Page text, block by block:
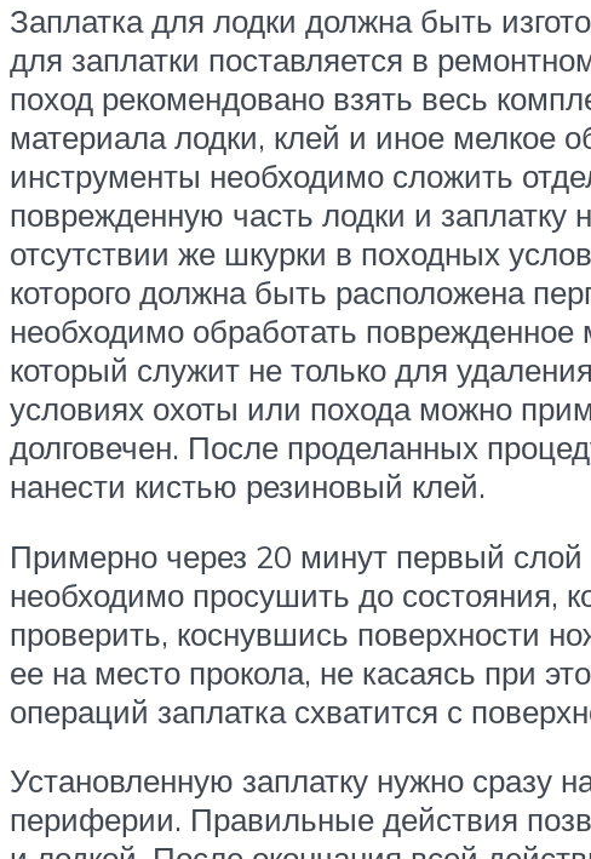
Заплатка для лодки должна быть
для заплатки поставляется в
поход рекомендовано взять весь
материала лодки, клей и иное мелкое
инструменты необходимо сложить
поврежденную часть лодки и
отсутствии же шкурки в походных
которого должна быть расположена
необходимо обработать поврежденное
который служит не только для
условиях охоты или похода можно
долговечен. После проделанных
нанести кистью резиновый клей.
Примерно через 20 минут первый слой
необходимо просушить до состояния,
проверить, коснувшись поверхности
ее на место прокола, не касаясь при
операций заплатка схватится с
Установленную заплатку нужно сразу
периферии. Правильные действия